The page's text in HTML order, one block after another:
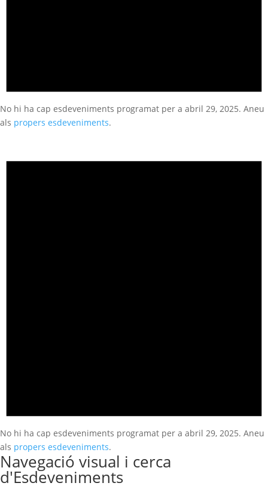
No hi ha cap esdeveniments programat per a abril 29, 2025. Aneu
als propers esdeveniments.
No hi ha cap esdeveniments programat per a abril 29, 2025. Aneu
als propers esdeveniments.
Navegació visual i cerca
d'Esdeveniments